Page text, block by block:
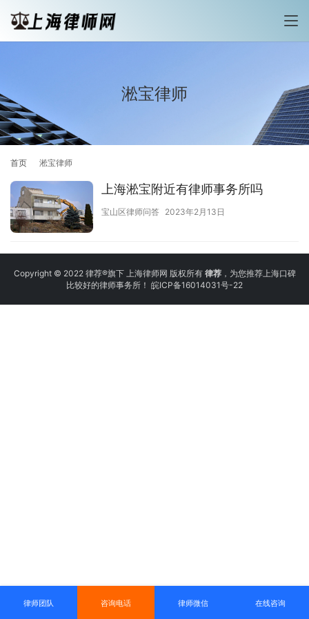
淞宝律师
首页 淞宝律师
上海淞宝附近有律师事务所吗
宝山区律师问答 2023年2月13日
Copyright © 2022 律荐®旗下 上海律师网 版权所有 律荐，为您推荐上海口碑
比较好的律师事务所！ 皖ICP备16014031号-22
律师团队 咨询电话 律师微信 在线咨询